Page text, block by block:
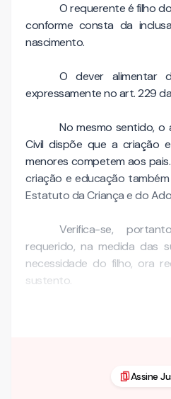
O requerente é filho
conforme consta da
nascimento.
O dever alimentar
expressamente no art. 229
No mesmo sentido, o
Civil dispõe que a criação
menores competem aos
criação e educação
Estatuto da Criança e do
Verifica-se,
requerido, na medida das
necessidade do filho, ora
sustento.
Assine